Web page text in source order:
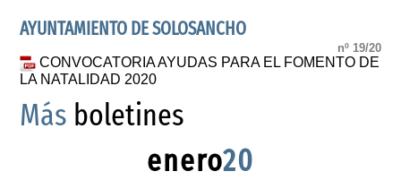
AYUNTAMIENTO DE SOLOSANCHO
nº 19/20
CONVOCATORIA AYUDAS PARA EL FOMENTO DE
LA NATALIDAD 2020
Más boletines
enero20